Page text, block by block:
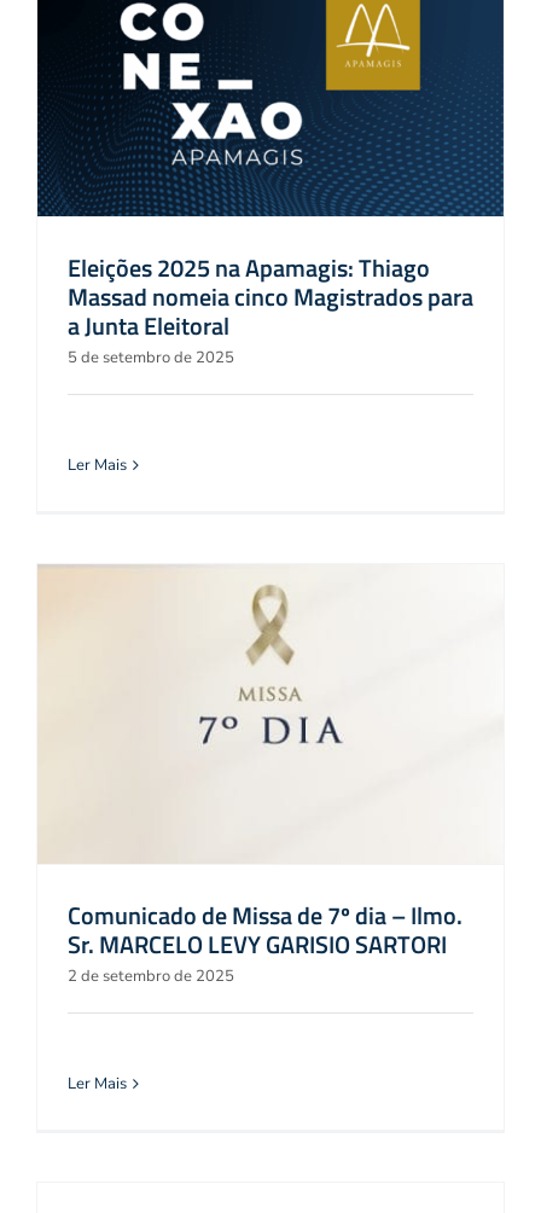
Eleições 2025 na Apamagis: Thiago
Massad nomeia cinco Magistrados para
a Junta Eleitoral
5 de setembro de 2025
Ler Mais
Comunicado de Missa de 7º dia – Ilmo.
Sr. MARCELO LEVY GARISIO SARTORI
2 de setembro de 2025
Ler Mais